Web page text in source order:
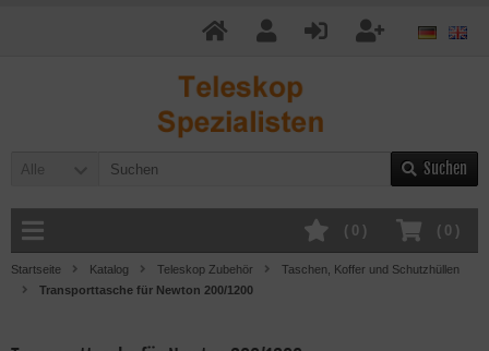
Alle Suchen
( 0 )
( 0 )
Startseite Katalog Teleskop Zubehör
Taschen, Koffer und Schutzhüllen
Transporttasche für Newton 200/1200